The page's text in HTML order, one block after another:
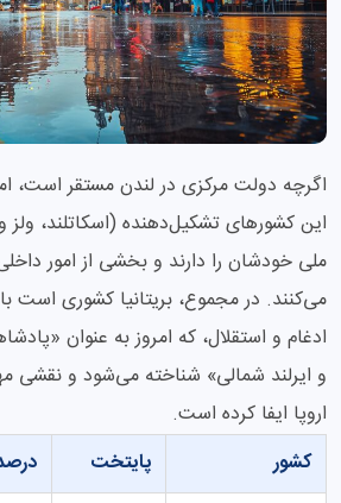
این کشورهای تشکیل‌دهنده (اسکاتلند،
ملی خودشان را دارند و بخشی از امور
می‌کنند. در مجموع، بریتانیا کشوری است
ادغام و استقلال، که امروز به عنوان
و ایرلند شمالی» شناخته می‌شود و نقشی
اروپا ایفا کرده است.
کشور
پایتخت